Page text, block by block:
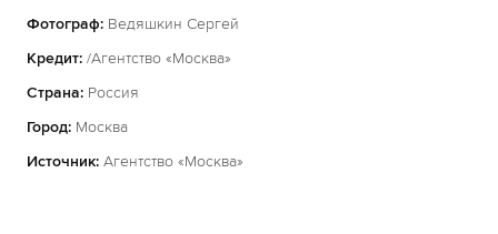
Фотограф: Ведяшкин Сергей
Кредит: /Агентство «Москва»
Страна: Россия
Город: Москва
Источник: Агентство «Москва»